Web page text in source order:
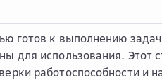
готов к выполнению
для использования. Этот
работоспособности и